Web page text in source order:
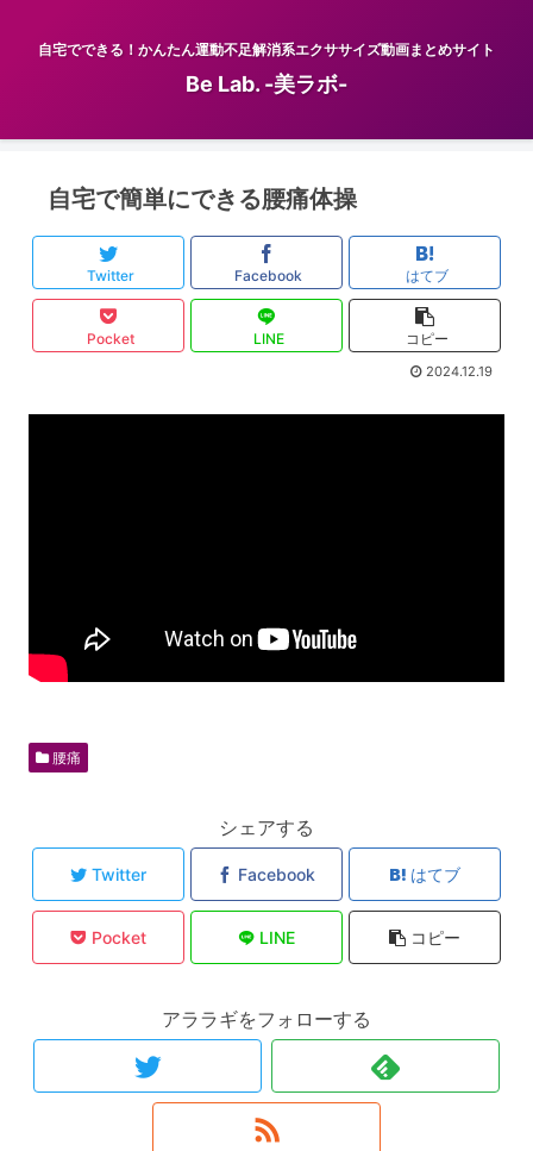
自宅でできる！かんたん運動不足解消系エクササイズ動画まとめサイト
Be Lab. -美ラボ-
自宅で簡単にできる腰痛体操
Twitter Facebook はてブ
Pocket LINE コピー
2024.12.19
腰痛
シェアする
Twitter Facebook はてブ
Pocket LINE コピー
アララギをフォローする